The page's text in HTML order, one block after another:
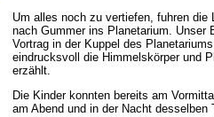
Um alles noch zu vertiefen, fuhren die
nach Gummer ins Planetarium. Unser
Vortrag in der Kuppel des
eindrucksvoll die Himmelskörper und
erzählt.
Die Kinder konnten bereits am
am Abend und in der Nacht desselben